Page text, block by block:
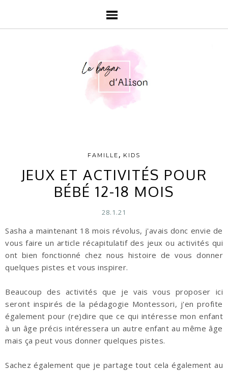
FAMILLE , KIDS
JEUX ET ACTIVITÉS POUR
BÉBÉ 12-18 MOIS
28.1.21
Sasha a maintenant 18 mois révolus, j'avais donc envie de
vous faire un article récapitulatif des jeux ou activités qui
ont bien fonctionné chez nous histoire de vous donner
quelques pistes et vous inspirer.
Beaucoup des activités que je vais vous proposer ici
seront inspirés de la pédagogie Montessori, j'en profite
également pour (re)dire que ce qui intéresse mon enfant
à un âge précis intéressera un autre enfant au même âge
mais ça peut vous donner quelques pistes.
Sachez également que je partage tout cela également au